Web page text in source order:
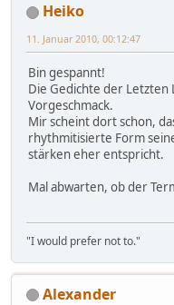
Heiko
11. Januar 2010, 00:12:47
Bin gespannt!
Die Gedichte der Letzten
Vorgeschmack.
Mir scheint dort schon,
rhythmitisierte Form
stärken eher entspricht.
Mal abwarten, ob der
"I would prefer not to."
Alexander